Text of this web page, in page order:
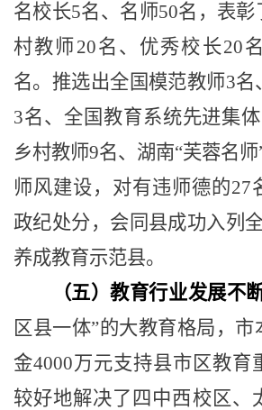
名校长5名、名师50名，表彰
村教师 20名、优秀校长20
名。推选出全国模范教师3名
3名、全国教育系统先进集体
乡村教师9名、湖南“芙蓉名师
师风建设，对有违师德的27
政纪处分，会同县成功入列
养成教育示范县。
（五）教育行业发展不
区县一体”的大教育格局，市
金4000万元支持县市区教育
较好地解决了四中西校区、